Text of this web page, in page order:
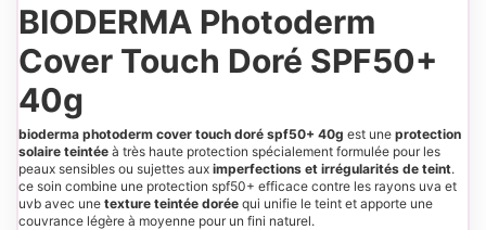
BIODERMA Photoderm
Cover Touch Doré SPF50+
40g
bioderma photoderm cover touch doré spf50+ 40g est une protection
solaire teintée à très haute protection spécialement formulée pour les
peaux sensibles ou sujettes aux imperfections et irrégularités de teint.
ce soin combine une protection spf50+ efficace contre les rayons uva et
uvb avec une texture teintée dorée qui unifie le teint et apporte une
couvrance légère à moyenne pour un fini naturel.